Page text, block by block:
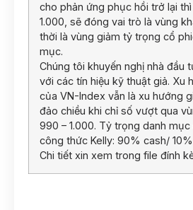
cho phản ứng phục hồi trở lại
1.000, sẽ đóng vai trò là vùng
thời là vùng giảm tỷ trọng cổ
mục.
Chúng tôi khuyến nghị nhà đầu
với các tín hiệu kỹ thuật giả. Xu
của VN-Index vẫn là xu hướng
đảo chiều khi chỉ số vượt qua
990 – 1.000. Tỷ trọng danh
công thức Kelly: 90% cash/
Chi tiết xin xem trong file đính